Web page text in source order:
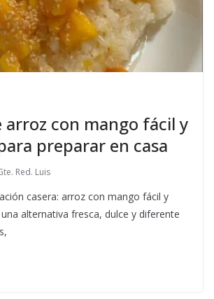
arroz con mango fácil y
preparar en casa
Red. Luis
casera: arroz con mango fácil y
alternativa fresca, dulce y diferente